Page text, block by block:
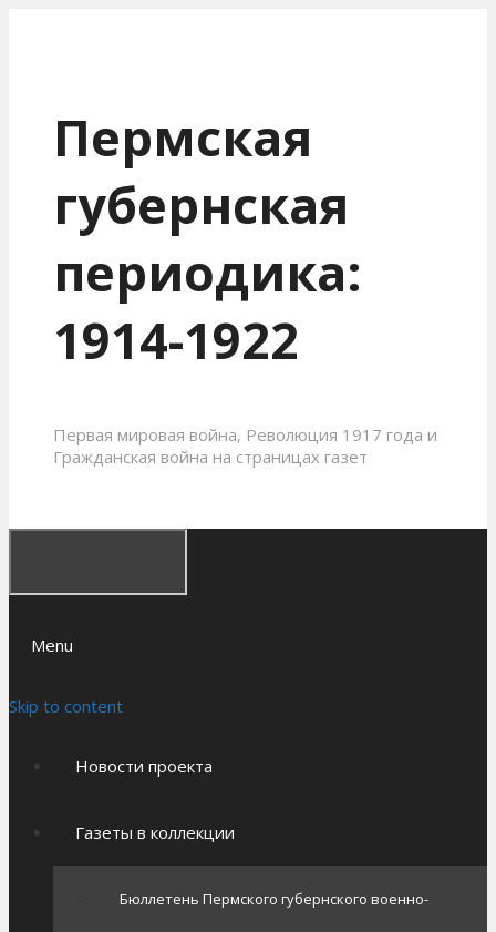
Пермская
губернская
периодика:
1914-1922
Первая мировая война, Революция 1917 года и
Гражданская война на страницах газет
Menu
Skip to content
Новости проекта
Газеты в коллекции
Бюллетень Пермского губернского военно-